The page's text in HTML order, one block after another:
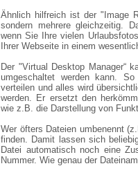
Ähnlich hilfreich ist der "Image
sondern mehrere gleichzeitig.
wenn Sie Ihre vielen
Ihrer Webseite in einem
Der "Virtual Desktop Manager“
umgeschaltet werden kann.
verteilen und alles wird
werden. Er ersetzt den
wie z.B. die Darstellung von
Wer öfters Dateien umbenennt
finden. Damit lassen sich
Datei automatisch noch eine
Nummer. Wie genau der